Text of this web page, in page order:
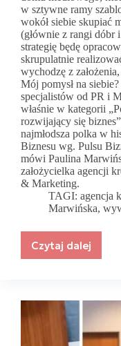
w sztywne ramy
wokół siebie skupiać
(głównie z rangi dóbr
strategię będę
skrupulatnie
wychodzę z
Mój pomysł na
specjalistów od PR i
właśnie w kategorii
rozwijający się
najmłodsza polka w
Biznesu wg. Pulsu
mówi Paulina
założycielka agencji
& Marketing.
TAGI: agencja
Marwińska,
Czytaj dalej
Wychodzę
liczy
się
jakość